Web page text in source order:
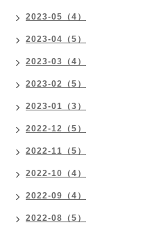
2023-05（4）
2023-04（5）
2023-03（4）
2023-02（5）
2023-01（3）
2022-12（5）
2022-11（5）
2022-10（4）
2022-09（4）
2022-08（5）